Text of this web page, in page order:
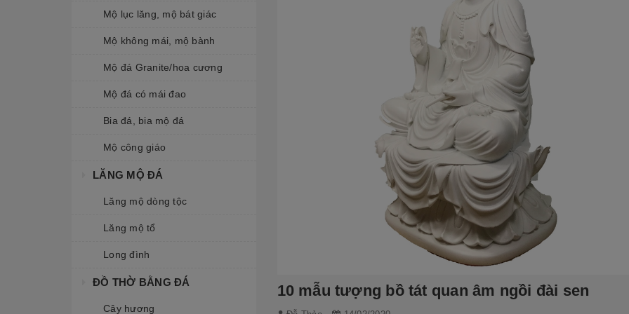
Mộ lục lăng, mộ bát giác
Mộ không mái, mộ bành
Mộ đá Granite/hoa cương
Mộ đá có mái đao
Bia đá, bia mộ đá
Mộ công giáo
LĂNG MỘ ĐÁ
Lăng mộ dòng tộc
Lăng mộ tổ
Long đình
ĐỒ THỜ BẰNG ĐÁ
Cây hương
10 mẫu tượng bồ tát quan âm ngồi đài sen